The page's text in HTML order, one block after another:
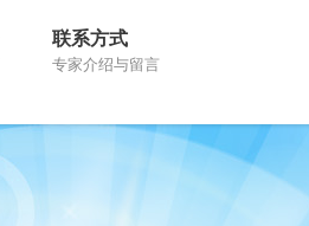
联系方式
专家介绍与留言